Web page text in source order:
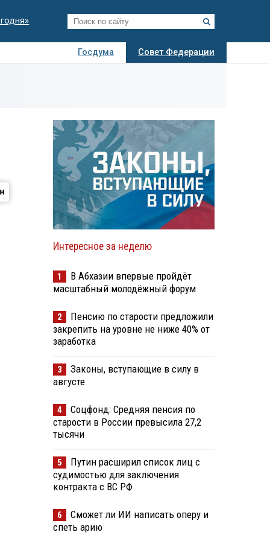
Госдума
Совет Федерации
Интересное за неделю
1
В Абхазии впервые пройдёт
масштабный молодёжный форум
2
Пенсию по старости предложили
закрепить на уровне не ниже 40% от
заработка
3
Законы, вступающие в силу в
августе
4
Соцфонд: Средняя пенсия по
старости в России превысила 27,2
тысячи
5
Путин расширил список лиц с
судимостью для заключения
контракта с ВС РФ
6
Сможет ли ИИ написать оперу и
спеть арию